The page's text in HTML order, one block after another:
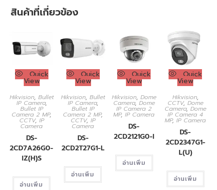
สินค้าที่เกี่ยวข้อง
Quick
View
Hikvision, Bullet
IP Camera,
Bullet IP
Camera 2 MP,
CCTV, IP
Camera
DS-
2CD7A26G0-
IZ(H)S
อ่านเพิ่ม
Quick
View
Hikvision, Bullet
IP Camera,
Bullet IP
Camera 2 MP,
CCTV, IP
Camera
DS-
2CD2T27G1-L
อ่านเพิ่ม
Quick
View
Hikvision, Dome
Camera, Dome
IP Camera 2
MP,IP Camera
DS-
2CD2121G0-I
อ่านเพิ่ม
Quick
View
Hikvision,
CCTV, Dome
Camera, Dome
IP Camera 4
MP,IP Camera
DS-
2CD2347G1-
L(U)
อ่านเพิ่ม